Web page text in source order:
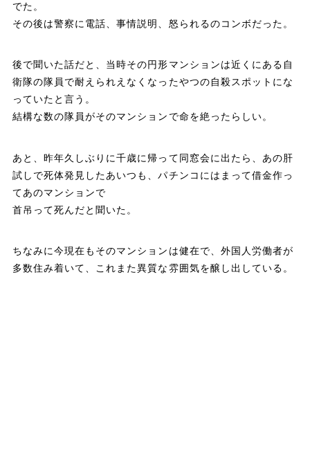
でた。
その後は警察に電話、事情説明、怒られるのコンボだった。
後で聞いた話だと、当時その円形マンションは近くにある自
衛隊の隊員で耐えられえなくなったやつの自殺スポットにな
っていたと言う。
結構な数の隊員がそのマンションで命を絶ったらしい。
あと、昨年久しぶりに千歳に帰って同窓会に出たら、あの肝
試しで死体発見したあいつも、パチンコにはまって借金作っ
てあのマンションで
首吊って死んだと聞いた。
ちなみに今現在もそのマンションは健在で、外国人労働者が
多数住み着いて、これまた異質な雰囲気を醸し出している。